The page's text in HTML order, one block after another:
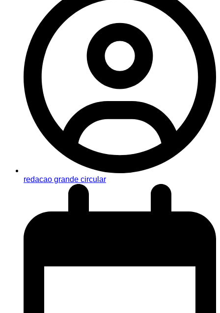
redacao grande circular